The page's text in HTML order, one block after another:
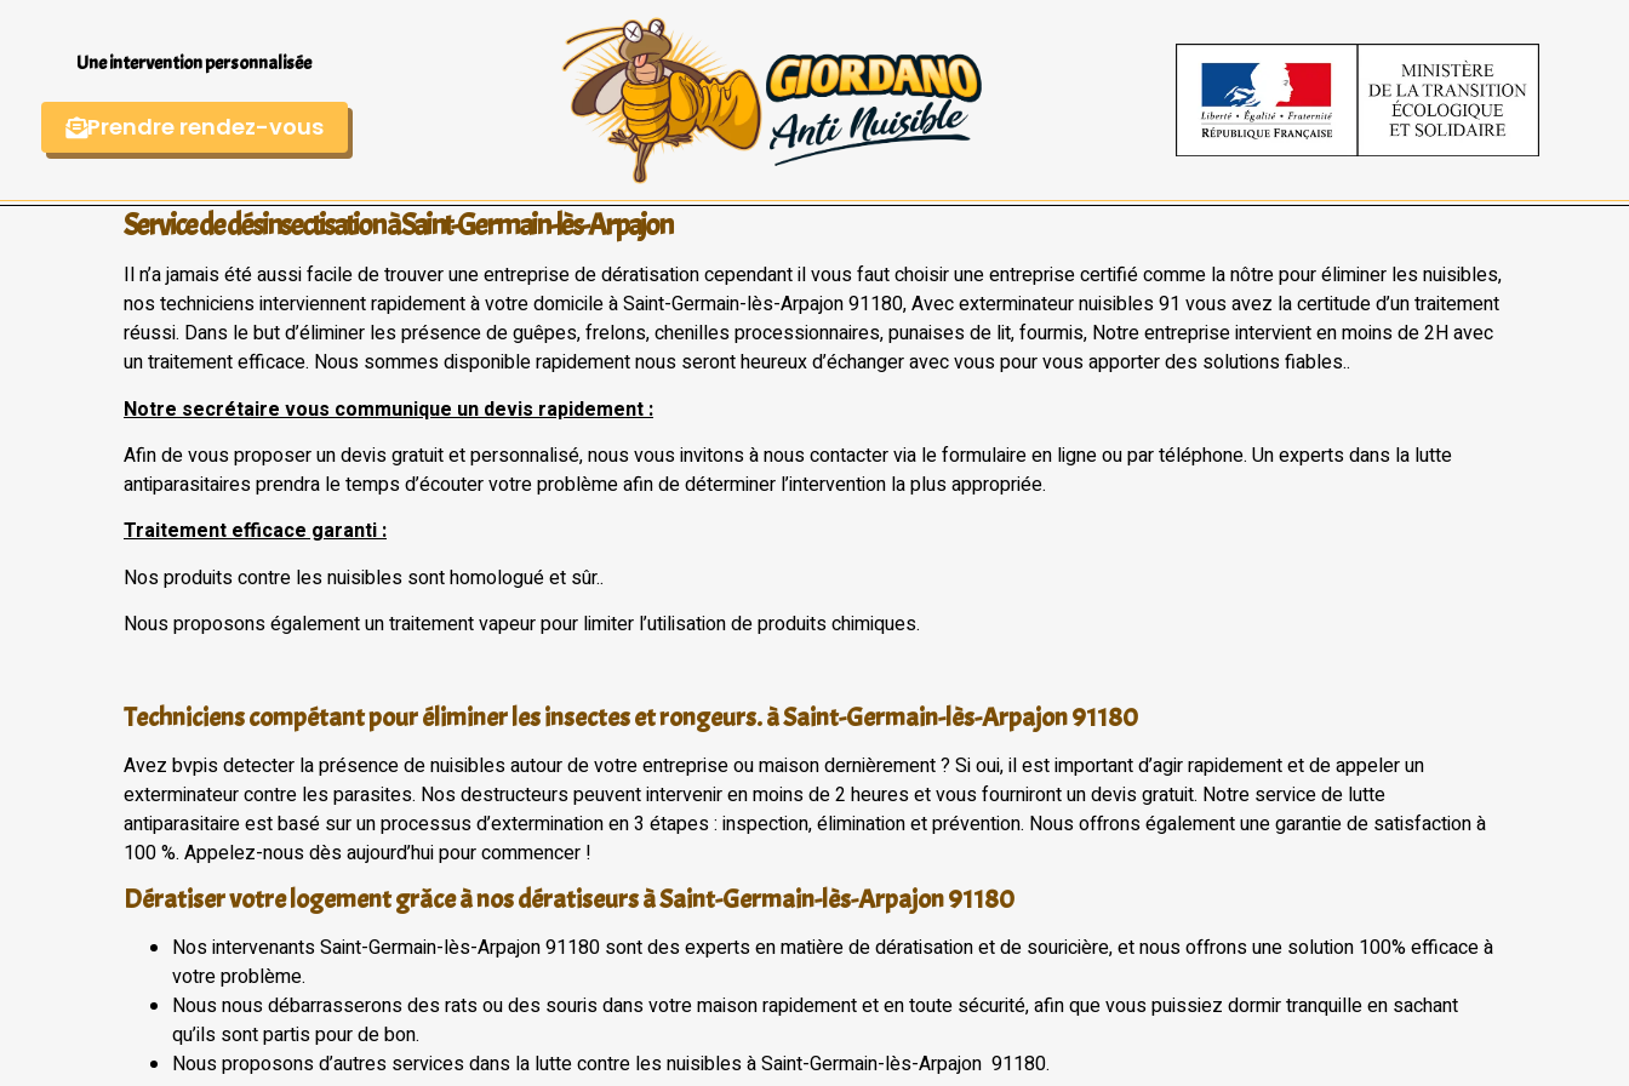
Une intervention personnalisée
Prendre rendez-vous
Service de désinsectisation à Saint-Germain-lès-Arpajon
Il n’a jamais été aussi facile de trouver une entreprise de dératisation cependant il vous faut choisir une entreprise certifié comme la nôtre pour éliminer les nuisibles,
nos techniciens interviennent rapidement à votre domicile à Saint-Germain-lès-Arpajon 91180, Avec exterminateur nuisibles 91 vous avez la certitude d’un traitement
réussi. Dans le but d’éliminer les présence de guêpes, frelons, chenilles processionnaires, punaises de lit, fourmis, Notre entreprise intervient en moins de 2H avec
un traitement efficace. Nous sommes disponible rapidement nous seront heureux d’échanger avec vous pour vous apporter des solutions fiables..
Notre secrétaire vous communique un devis rapidement :
Afin de vous proposer un devis gratuit et personnalisé, nous vous invitons à nous contacter via le formulaire en ligne ou par téléphone. Un experts dans la lutte
antiparasitaires prendra le temps d’écouter votre problème afin de déterminer l’intervention la plus appropriée.
Traitement efficace garanti :
Nos produits contre les nuisibles sont homologué et sûr..
Nous proposons également un traitement vapeur pour limiter l’utilisation de produits chimiques.
Techniciens compétant pour éliminer les insectes et rongeurs. à Saint-Germain-lès-Arpajon 91180
Avez bvpis detecter la présence de nuisibles autour de votre entreprise ou maison dernièrement ? Si oui, il est important d’agir rapidement et de appeler un
exterminateur contre les parasites. Nos destructeurs peuvent intervenir en moins de 2 heures et vous fourniront un devis gratuit. Notre service de lutte
antiparasitaire est basé sur un processus d’extermination en 3 étapes : inspection, élimination et prévention. Nous offrons également une garantie de satisfaction à
100 %. Appelez-nous dès aujourd’hui pour commencer !
Dératiser votre logement grâce à nos dératiseurs à Saint-Germain-lès-Arpajon 91180
Nos intervenants Saint-Germain-lès-Arpajon 91180 sont des experts en matière de dératisation et de souricière, et nous offrons une solution 100% efficace à
votre problème.
Nous nous débarrasserons des rats ou des souris dans votre maison rapidement et en toute sécurité, afin que vous puissiez dormir tranquille en sachant
qu’ils sont partis pour de bon.
Nous proposons d’autres services dans la lutte contre les nuisibles à Saint-Germain-lès-Arpajon 91180.